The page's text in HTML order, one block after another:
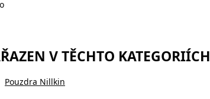
V TĚCHTO KATEGORIÍCH
Pouzdra Nillkin